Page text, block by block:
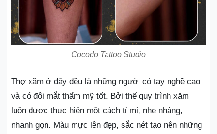
Cocodo Tattoo Studio
Thợ xăm ở đây đều là những người có tay nghề cao
và có đôi mắt thẩm mỹ tốt. Bởi thế quy trình xăm
luôn được thực hiện một cách tỉ mỉ, nhẹ nhàng,
nhanh gọn. Màu mực lên đẹp, sắc nét tạo nên những